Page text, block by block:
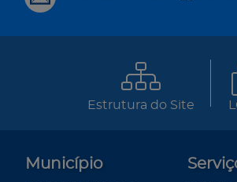
Estrutura do Site
Município